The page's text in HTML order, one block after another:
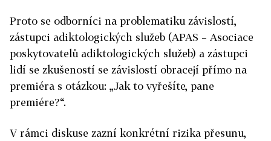
Proto se odborníci na problematiku závislostí,
zástupci adiktologických služeb (APAS – Asociace
poskytovatelů adiktologických služeb) a zástupci
lidí se zkušeností se závislostí obracejí přímo na
premiéra s otázkou: „Jak to vyřešíte, pane
premiére?“.
V rámci diskuse zazní konkrétní rizika přesunu,